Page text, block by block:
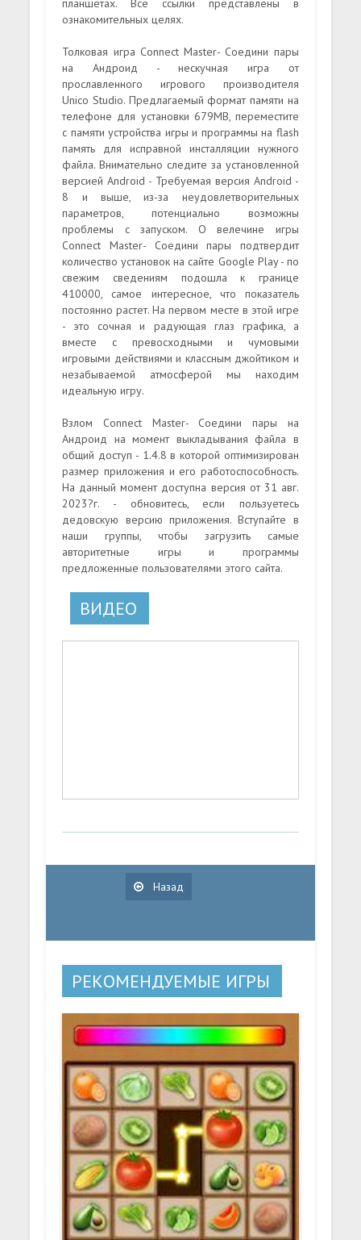
планшетах. Все ссылки представлены в
ознакомительных целях.
Толковая игра Connect Master- Cоедини пары
на Андроид - нескучная игра от
прославленного игрового производителя
Unico Studio. Предлагаемый формат памяти на
телефоне для установки 679MB, переместите
с памяти устройства игры и программы на flash
память для исправной инсталляции нужного
файла. Внимательно следите за установленной
версией Android - Требуемая версия Android -
8 и выше, из-за неудовлетворительных
параметров, потенциально возможны
проблемы с запуском. О велечине игры
Connect Master- Cоедини пары подтвердит
количество установок на сайте Google Play - по
свежим сведениям подошла к границе
410000, самое интересное, что показатель
постоянно растет. На первом месте в этой игре
- это сочная и радующая глаз графика, а
вместе с превосходными и чумовыми
игровыми действиями и классным джойтиком и
незабываемой атмосферой мы находим
идеальную игру.
Взлом Connect Master- Cоедини пары на
Андроид на момент выкладывания файла в
общий доступ - 1.4.8 в которой оптимизирован
размер приложения и его работоспособность.
На данный момент доступна версия от 31 авг.
2023?г. - обновитесь, если пользуетесь
дедовскую версию приложения. Вступайте в
наши группы, чтобы загрузить самые
авторитетные игры и программы
предложенные пользователями этого сайта.
ВИДЕО
Назад
РЕКОМЕНДУЕМЫЕ ИГРЫ